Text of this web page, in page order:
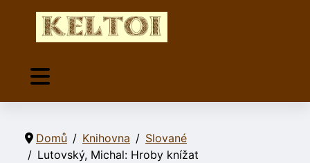
Domů Knihovna
Slované
Lutovský, Michal: Hroby knížat